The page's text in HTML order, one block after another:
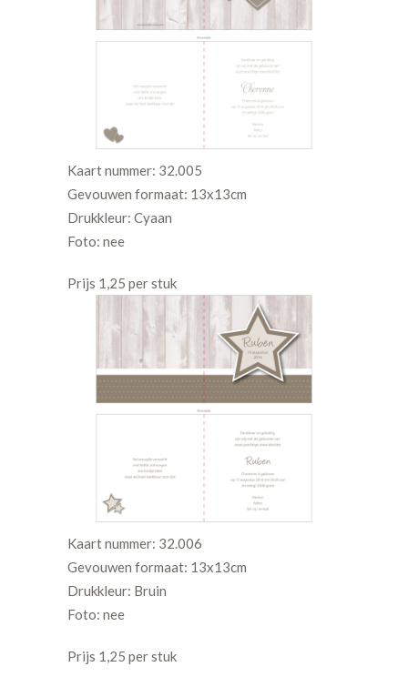
Kaart nummer: 32.005
Gevouwen formaat: 13x13cm
Drukkleur: Cyaan
Foto: nee
Prijs 1,25 per stuk
Kaart nummer: 32.006
Gevouwen formaat: 13x13cm
Drukkleur: Bruin
Foto: nee
Prijs 1,25 per stuk